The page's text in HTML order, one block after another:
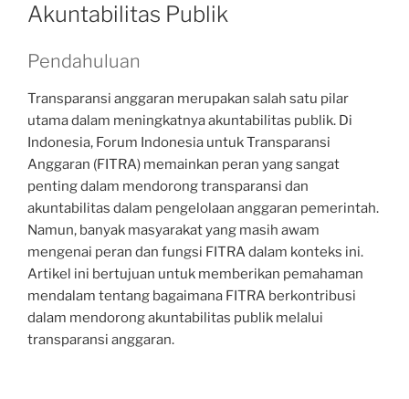
Akuntabilitas Publik
Pendahuluan
Transparansi anggaran merupakan salah satu pilar
utama dalam meningkatnya akuntabilitas publik. Di
Indonesia, Forum Indonesia untuk Transparansi
Anggaran (FITRA) memainkan peran yang sangat
penting dalam mendorong transparansi dan
akuntabilitas dalam pengelolaan anggaran pemerintah.
Namun, banyak masyarakat yang masih awam
mengenai peran dan fungsi FITRA dalam konteks ini.
Artikel ini bertujuan untuk memberikan pemahaman
mendalam tentang bagaimana FITRA berkontribusi
dalam mendorong akuntabilitas publik melalui
transparansi anggaran.